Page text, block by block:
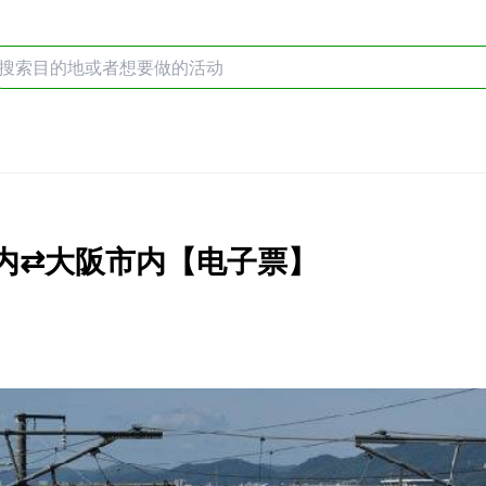
⇄大阪市内【电子票】